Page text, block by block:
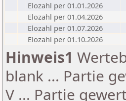
Elozahl per 01.01.2026
Elozahl per 01.04.2026
Elozahl per 01.07.2026
Elozahl per 01.10.2026
Hinweis1
blank ... Partie
V ... Partie